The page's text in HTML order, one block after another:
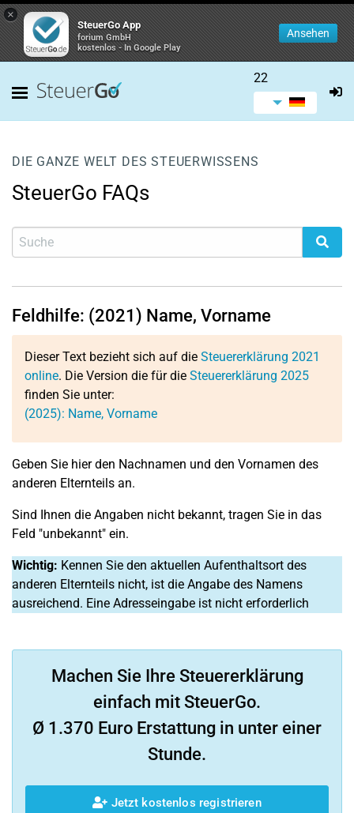
×
SteuerGo App
forium GmbH
kostenlos - In Google Play
Ansehen
22
DIE GANZE WELT DES STEUERWISSENS
SteuerGo FAQs
Feldhilfe: (2021) Name, Vorname
Dieser Text bezieht sich auf die Steuererklärung 2021
online. Die Version die für die Steuererklärung 2025
finden Sie unter:
(2025): Name, Vorname
Geben Sie hier den Nachnamen und den Vornamen des
anderen Elternteils an.
Sind Ihnen die Angaben nicht bekannt, tragen Sie in das
Feld "unbekannt" ein.
Wichtig: Kennen Sie den aktuellen Aufenthaltsort des
anderen Elternteils nicht, ist die Angabe des Namens
ausreichend. Eine Adresseingabe ist nicht erforderlich
Machen Sie Ihre Steuererklärung
einfach mit SteuerGo.
Ø 1.370 Euro Erstattung in unter einer
Stunde.
Jetzt kostenlos registrieren